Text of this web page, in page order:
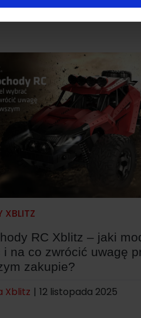
XBLITZ
RC Xblitz – jaki
i na co zwrócić uwagę
zakupie?
Xblitz | 12 listopada 2025